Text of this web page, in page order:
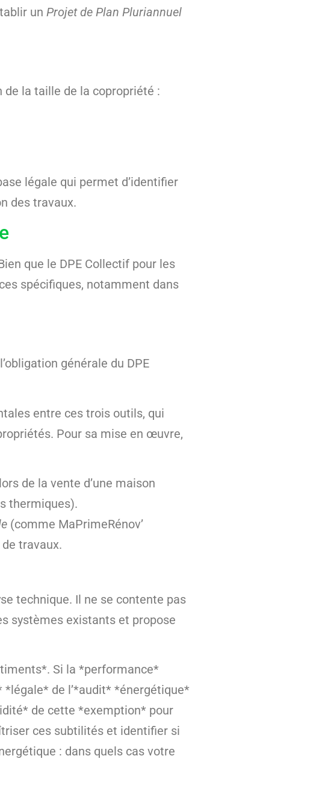
un Projet de Plan Pluriannuel
de la taille de la copropriété :
légale qui permet d’identifier
des travaux.
que le DPE Collectif pour les
spécifiques, notamment dans
générale du DPE
entre ces trois outils, qui
Pour sa mise en œuvre,
de la vente d’une maison
thermiques).
(comme MaPrimeRénov’
travaux.
technique. Il ne se contente pas
systèmes existants et propose
Si la *performance*
de l’*audit* *énergétique*
de cette *exemption* pour
ces subtilités et identifier si
: dans quels cas votre